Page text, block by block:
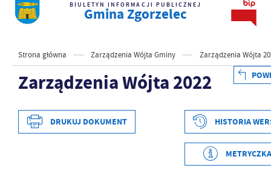
BIULETYN INFORMACJI PUBLICZNEJ
Gmina Zgorzelec
Strona główna Zarządzenia Wójta Gminy Zarządzenia Wójta
Zarządzenia Wójta 2022
2024-10-29 12:44:27
DRUKUJ DOKUMENT HISTORIA
METRYCZKA